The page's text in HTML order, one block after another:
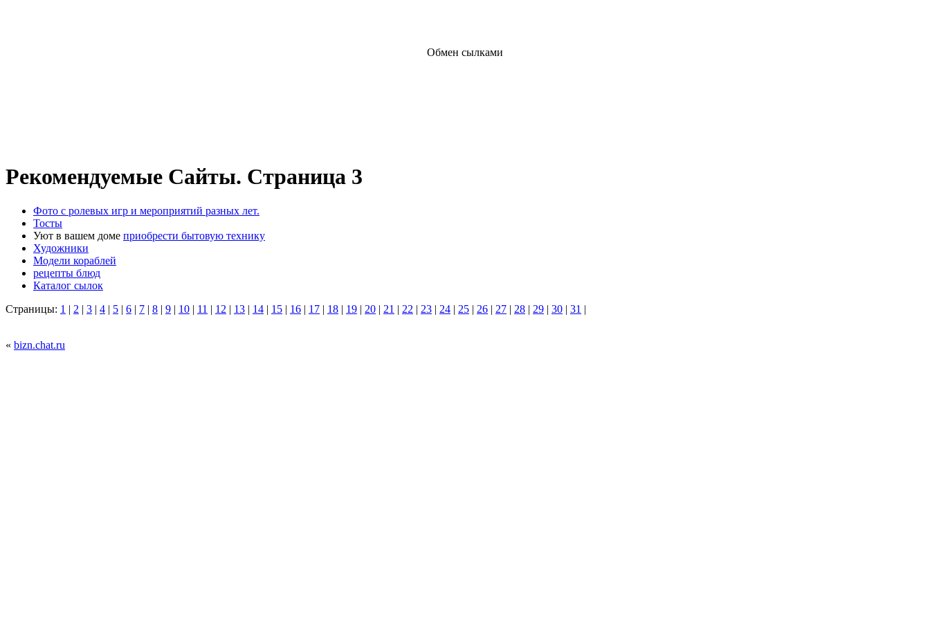
Обмен сылками
Рекомендуемые Сайты. Страница 3
Фото с ролевых игр и мероприятий разных лет.
Тосты
Уют в вашем доме приобрести бытовую технику
Художники
Модели кораблей
рецепты блюд
Каталог сылок
Страницы: 1 | 2 | 3 | 4 | 5 | 6 | 7 | 8 | 9 | 10 | 11 | 12 | 13 | 14 | 15 | 16 | 17 | 18 | 19 | 20 | 21 | 22 | 23 | 24 | 25 | 26 | 27 | 28 | 29 | 30 | 31 |
« bizn.chat.ru